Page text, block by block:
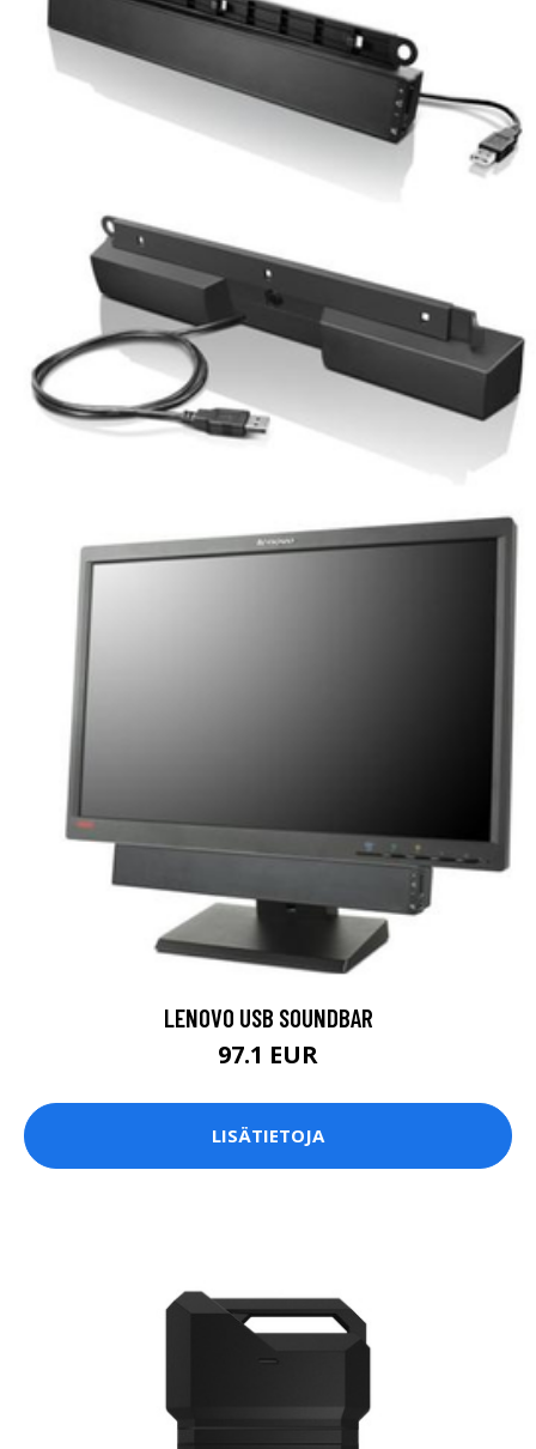
LENOVO USB SOUNDBAR
97.1 EUR
LISÄTIETOJA